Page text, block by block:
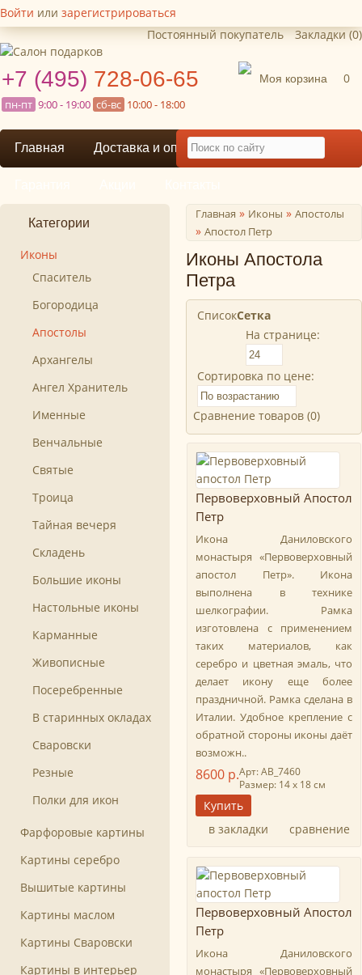
Войти или зарегистрироваться
Постоянный покупатель
Закладки (0)
+7 (495) 728-06-65
пн-пт 9:00 - 19:00 сб-вс 10:00 - 18:00
Моя корзина 0
Главная Доставка и оплата
Категории
Иконы
Спаситель
Богородица
Апостолы
Архангелы
Ангел Хранитель
Именные
Венчальные
Святые
Троица
Тайная вечеря
Складень
Большие иконы
Настольные иконы
Карманные
Живописные
Посеребренные
В старинных окладах
Сваровски
Резные
Полки для икон
Фарфоровые картины
Картины серебро
Вышитые картины
Картины маслом
Картины Сваровски
Картины в интерьер
Главная » Иконы » Апостолы
» Апостол Петр
Иконы Апостола
Петра
СписокСетка
На странице:
Сортировка по цене:
Сравнение товаров (0)
Первоверховный Апостол
Петр
Икона Даниловского
монастыря «Первоверховный
апостол Петр». Икона
выполнена в технике
шелкографии. Рамка
изготовлена с применением
таких материалов, как
серебро и цветная эмаль, что
делает икону еще более
праздничной. Рамка сделана в
Италии. Удобное крепление с
обратной стороны иконы даёт
возможн..
8600 р.Арт: AB_7460
Размер: 14 х 18 см
в закладки сравнение
Первоверховный Апостол
Петр
Икона Даниловского
монастыря «Первоверховный